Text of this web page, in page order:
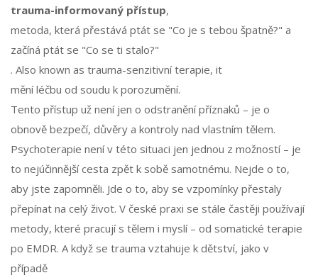
trauma-informovaný přístup,
metoda, která přestává ptát se "Co je s tebou špatně?" a
začíná ptát se "Co se ti stalo?"
. Also known as trauma-senzitivní terapie, it
mění léčbu od soudu k porozumění.
Tento přístup už není jen o odstranění příznaků – je o
obnově bezpečí, důvěry a kontroly nad vlastním tělem.
Psychoterapie není v této situaci jen jednou z možností – je
to nejúčinnější cesta zpět k sobě samotnému. Nejde o to,
aby jste zapomněli. Jde o to, aby se vzpomínky přestaly
přepínat na celý život. V české praxi se stále častěji používají
metody, které pracují s tělem i myslí – od somatické terapie
po EMDR. A když se trauma vztahuje k dětství, jako v
případě